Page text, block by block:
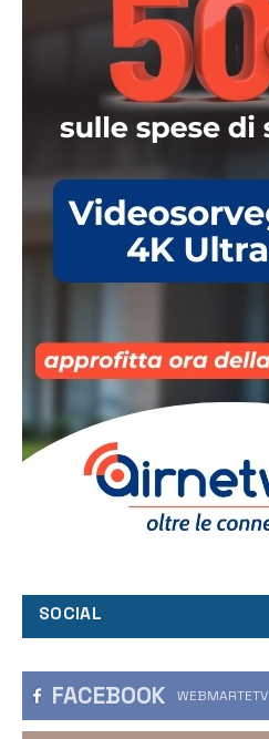
SOCIAL
FACEBOOK WEBMARTETV